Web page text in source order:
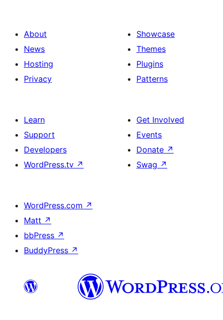
About
News
Hosting
Privacy
Showcase
Themes
Plugins
Patterns
Learn
Support
Developers
WordPress.tv ↗
Get Involved
Events
Donate ↗
Swag ↗
WordPress.com ↗
Matt ↗
bbPress ↗
BuddyPress ↗